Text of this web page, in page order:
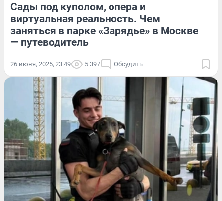
Сады под куполом, опера и
виртуальная реальность. Чем
заняться в парке «Зарядье» в Москве
— путеводитель
26 июня, 2025, 23:49 5 397 Обсудить